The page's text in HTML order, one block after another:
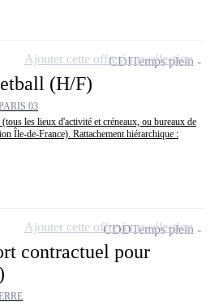
(H/F)
03
les lieux d'activité et créneaux, ou bureaux de
Île-de-France). Rattachement hiérarchique :
CDITemps plein
Ajouter cette offre à ma sélection
contractuel pour
CDDTemps plein
Ajouter cette offre à ma sélection